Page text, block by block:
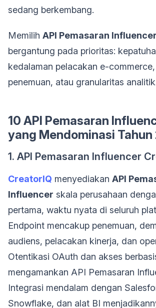
sedang berkembang.
Memilih API Pemasaran Influencer
bergantung pada prioritas:
kedalaman pelacakan e-
penemuan, atau granularitas
10 API Pemasaran
yang Mendominasi
1. API Pemasaran Influencer
CreatorIQ menyediakan API
Influencer skala perusahaan
pertama, waktu nyata di seluruh
Endpoint mencakup penemuan,
audiens, pelacakan kinerja, dan
Otentikasi OAuth dan akses
mengamankan API Pemasaran
Integrasi mendalam dengan
Snowflake, dan alat BI